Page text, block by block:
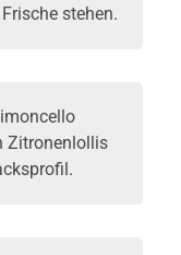
stehen.
Zitronenlollis